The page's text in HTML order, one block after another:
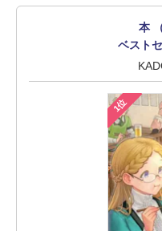
本
ベスト
1位